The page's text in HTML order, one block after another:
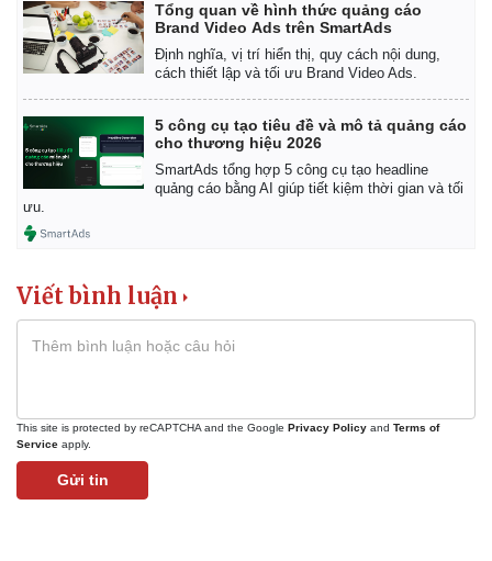
Tổng quan về hình thức quảng cáo
Brand Video Ads trên SmartAds
Định nghĩa, vị trí hiển thị, quy cách nội dung,
cách thiết lập và tối ưu Brand Video Ads.
5 công cụ tạo tiêu đề và mô tả quảng cáo
cho thương hiệu 2026
SmartAds tổng hợp 5 công cụ tạo headline
quảng cáo bằng AI giúp tiết kiệm thời gian và tối
ưu.
Viết bình luận
This site is protected by reCAPTCHA and the Google Privacy Policy and Terms of
Service apply.
Gửi tin